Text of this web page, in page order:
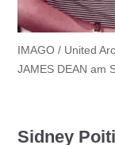
IMAGO / United
JAMES DEAN am
Sidney